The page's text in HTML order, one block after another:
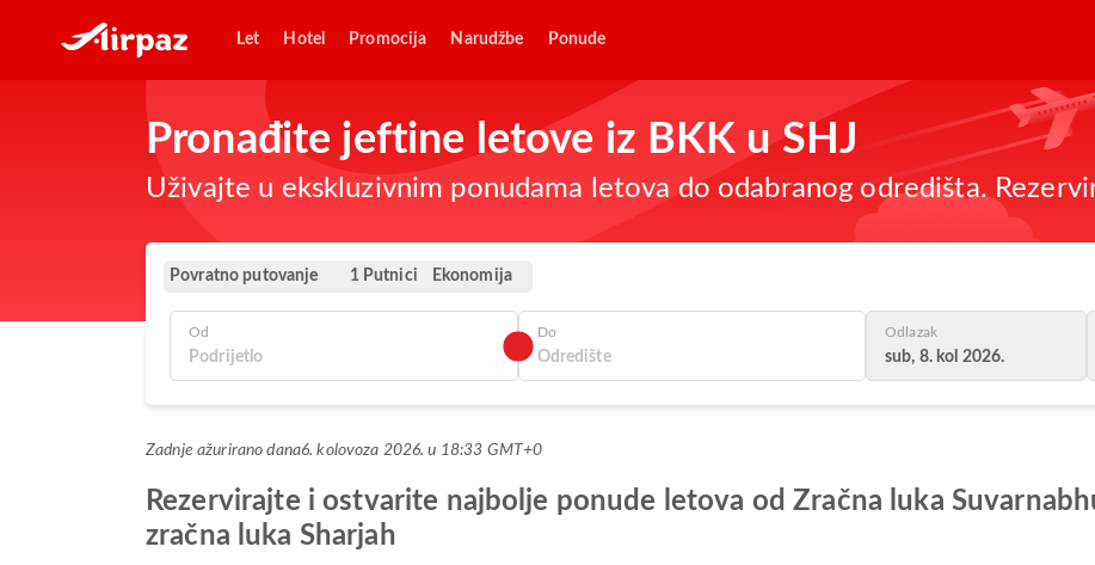
Let Hotel Promocija Narudžbe Ponude
Pronađite jeftine letove iz BKK u SHJ
Uživajte u ekskluzivnim ponudama letova do odabranog odredišta.
Povratno putovanje 1 Putnici Ekonomija
Od Do Odlazak
sub, 8. kol 2026.
Zadnje ažurirano dana6. kolovoza 2026. u 18:33 GMT+0
Rezervirajte i ostvarite najbolje ponude letova od Zračna luka
zračna luka Sharjah